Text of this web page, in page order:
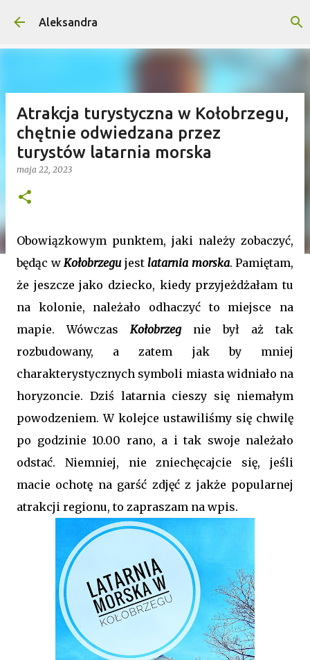
Przejdź do głównej zawartości
Aleksandra
Atrakcja turystyczna w Kołobrzegu,
chętnie odwiedzana przez
turystów latarnia morska
maja 22, 2023
Obowiązkowym punktem, jaki należy zobaczyć,
będąc w Kołobrzegujest latarnia morska. Pamiętam,
że jeszcze jako dziecko, kiedy przyjeżdżałam tu
na kolonie, należało odhaczyć to miejsce na
mapie. Wówczas Kołobrzegnie był aż tak
rozbudowany, a zatem jak by mniej
charakterystycznych symboli miasta widniało na
horyzoncie. Dziś latarnia cieszy się niemałym
powodzeniem. W kolejce ustawiliśmy się chwilę
po godzinie 10.00 rano, a i tak swoje należało
odstać. Niemniej, nie zniechęcajcie się, jeśli
macie ochotę na garść zdjęć z jakże popularnej
atrakcji regionu, to zapraszam na wpis.